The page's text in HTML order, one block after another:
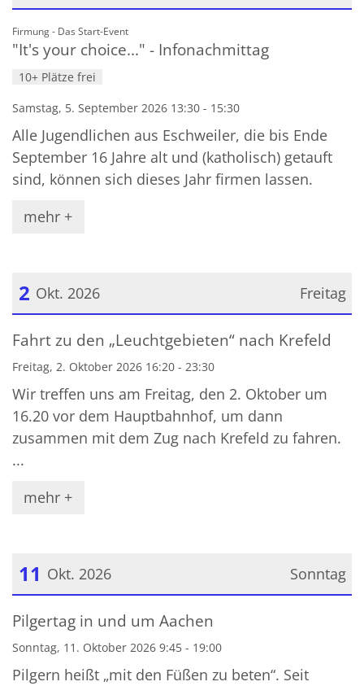
Datum: 5. September 2026
Firmung - Das Start-Event:
"It's your choice..." - Infonachmittag
10+ Plätze frei
Samstag, 5. September 2026 13:30 - 15:30
Alle Jugendlichen aus Eschweiler, die bis Ende
September 16 Jahre alt und (katholisch) getauft
sind, können sich dieses Jahr firmen lassen.
mehr +
Freitag
2 Okt. 2026
Datum: 2. Oktober 2026
Fahrt zu den „Leuchtgebieten“ nach Krefeld
Freitag, 2. Oktober 2026 16:20 - 23:30
Wir treffen uns am Freitag, den 2. Oktober um
16.20 vor dem Hauptbahnhof, um dann
zusammen mit dem Zug nach Krefeld zu fahren.
...
mehr +
Sonntag
11 Okt. 2026
Datum: 11. Oktober 2026
Pilgertag in und um Aachen
Sonntag, 11. Oktober 2026 9:45 - 19:00
Pilgern heißt „mit den Füßen zu beten“. Seit